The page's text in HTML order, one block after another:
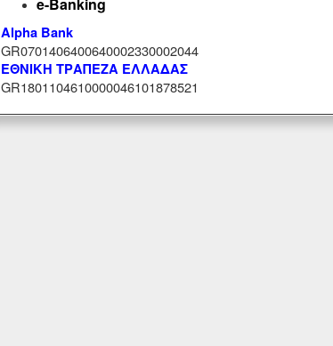
Alpha Bank
GR0701406400640002330002044
ΕΘΝΙΚΗ ΤΡΑΠΕΖΑ ΕΛΛΑΔΑΣ
GR1801104610000046101878521